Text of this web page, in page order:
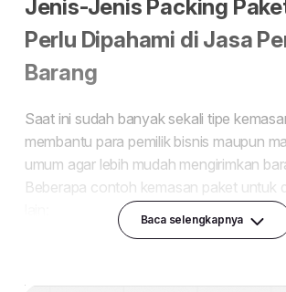
Baca selengkapnya